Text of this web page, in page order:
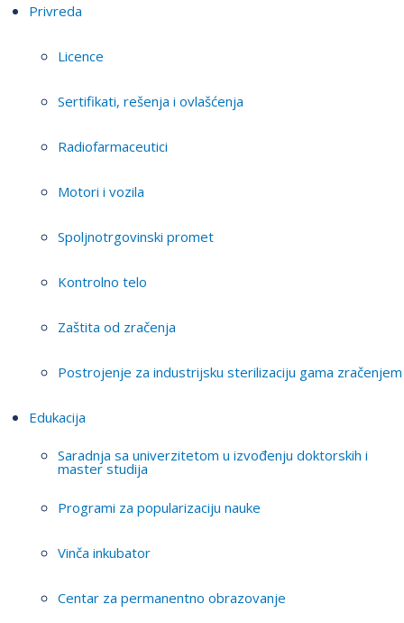
Privreda
Licence
Sertifikati, rešenja i ovlašćenja
Radiofarmaceutici
Motori i vozila
Spoljnotrgovinski promet
Kontrolno telo
Zaštita od zračenja
Postrojenje za industrijsku sterilizaciju gama zračenjem
Edukacija
Saradnja sa univerzitetom u izvođenju doktorskih i
master studija
Programi za popularizaciju nauke
Vinča inkubator
Centar za permanentno obrazovanje